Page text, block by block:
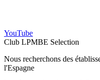
YouTube
Club LPMBE Selection
Nous recherchons des
l'Espagne